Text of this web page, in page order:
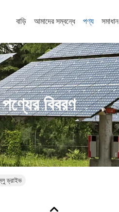
বাড়ি আমাদের সম্বন্ধে পণ্য সমাধান
পণ্যের বিবরণ
ড্রাইভ